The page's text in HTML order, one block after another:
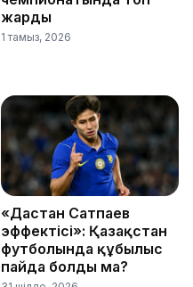
жарды
1 тамыз, 2026
«Дастан Сатпаев
эффектісі»: Қазақстан
футболында құбылыс
пайда болды ма?